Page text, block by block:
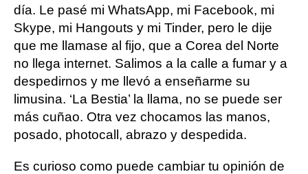
día. Le pasé mi WhatsApp, mi Facebook, mi
Skype, mi Hangouts y mi Tinder, pero le dije
que me llamase al fijo, que a Corea del Norte
no llega internet. Salimos a la calle a fumar y a
despedirnos y me llevó a enseñarme su
limusina. ‘La Bestia’ la llama, no se puede ser
más cuñao. Otra vez chocamos las manos,
posado, photocall, abrazo y despedida.
Es curioso como puede cambiar tu opinión de